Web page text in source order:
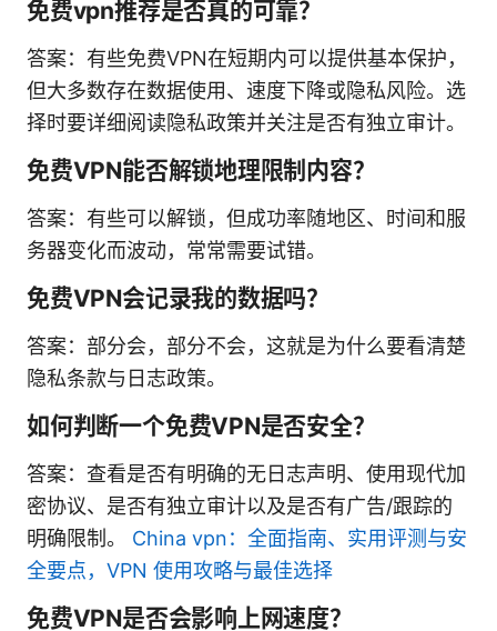
免费vpn推荐是否真的可靠？
答案：有些免费VPN在短期内可以提供基本保护，
但大多数存在数据使用、速度下降或隐私风险。选
择时要详细阅读隐私政策并关注是否有独立审计。
免费VPN能否解锁地理限制内容？
答案：有些可以解锁，但成功率随地区、时间和服
务器变化而波动，常常需要试错。
免费VPN会记录我的数据吗？
答案：部分会，部分不会，这就是为什么要看清楚
隐私条款与日志政策。
如何判断一个免费VPN是否安全？
答案：查看是否有明确的无日志声明、使用现代加
密协议、是否有独立审计以及是否有广告/跟踪的
明确限制。 China vpn：全面指南、实用评测与安
全要点，VPN 使用攻略与最佳选择
免费VPN是否会影响上网速度？